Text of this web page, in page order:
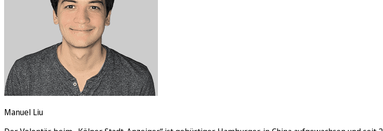
Manuel Liu